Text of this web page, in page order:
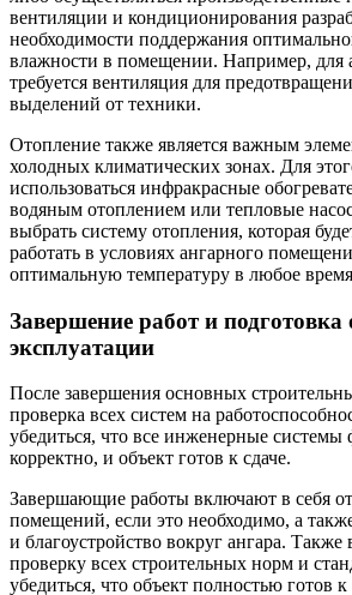
вентиляции и кондиционирования
необходимости поддержания
влажности в помещении. Например, для
требуется вентиляция для
выделений от техники.
Отопление также является важным
холодных климатических зонах. Для
использоваться инфракрасные
водяным отоплением или тепловые
выбрать систему отопления, которая
работать в условиях ангарного
оптимальную температуру в любое
Завершение работ и подготовка
эксплуатации
После завершения основных
проверка всех систем на
убедиться, что все инженерные
корректно, и объект готов к сдаче.
Завершающие работы включают в себя
помещений, если это необходимо, а
и благоустройство вокруг ангара. Также
проверку всех строительных норм и
убедиться, что объект полностью готов